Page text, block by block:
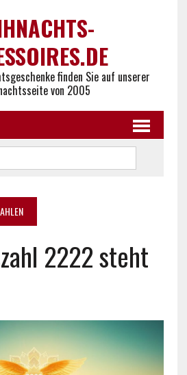
finden Sie auf unserer
von 2005
2222 steht